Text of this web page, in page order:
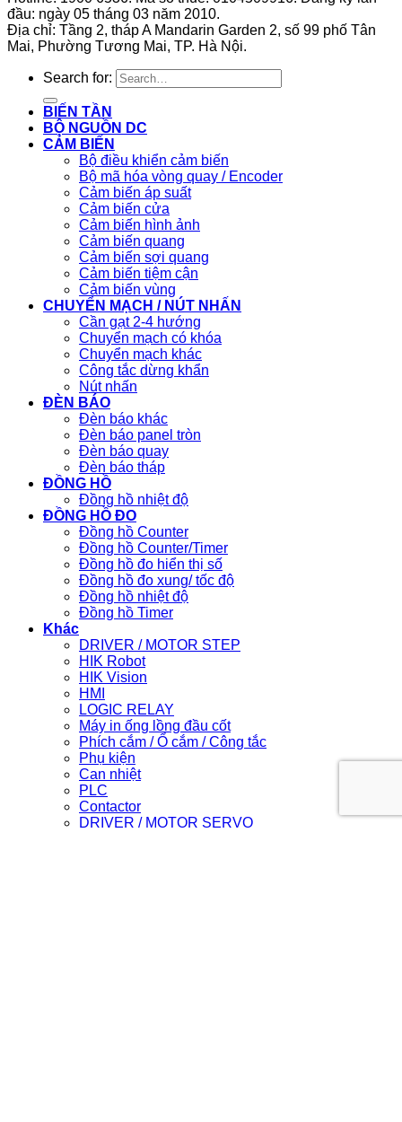
đầu: ngày 05 tháng 03 năm 2010.
Địa chỉ: Tầng 2, tháp A Mandarin Garden 2, số 99 phố Tân
Mai, Phường Tương Mai, TP. Hà Nội.
Search for:
BIẾN TẦN
BỘ NGUỒN DC
CẢM BIẾN
Bộ điều khiển cảm biến
Bộ mã hóa vòng quay / Encoder
Cảm biến áp suất
Cảm biến cửa
Cảm biến hình ảnh
Cảm biến quang
Cảm biến sợi quang
Cảm biến tiệm cận
Cảm biến vùng
CHUYỂN MẠCH / NÚT NHẤN
Cần gạt 2-4 hướng
Chuyển mạch có khóa
Chuyển mạch khác
Công tắc dừng khẩn
Nút nhấn
ĐÈN BÁO
Đèn báo khác
Đèn báo panel tròn
Đèn báo quay
Đèn báo tháp
ĐỒNG HỒ
Đồng hồ nhiệt độ
ĐỒNG HỒ ĐO
Đồng hồ Counter
Đồng hồ Counter/Timer
Đồng hồ đo hiển thị số
Đồng hồ đo xung/ tốc độ
Đồng hồ nhiệt độ
Đồng hồ Timer
Khác
DRIVER / MOTOR STEP
HIK Robot
HIK Vision
HMI
LOGIC RELAY
Máy in ống lồng đầu cốt
Phích cắm / Ổ cắm / Công tắc
Phụ kiện
Can nhiệt
PLC
Contactor
DRIVER / MOTOR SERVO